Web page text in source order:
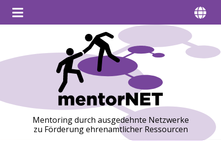
Mentoring durch ausgedehnte Netzwerke
zu Förderung ehrenamtlicher Ressourcen